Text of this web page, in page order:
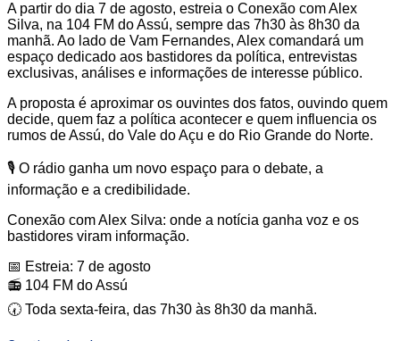
A partir do dia 7 de agosto, estreia o Conexão com Alex
Silva, na 104 FM do Assú, sempre das 7h30 às 8h30 da
manhã. Ao lado de Vam Fernandes, Alex comandará um
espaço dedicado aos bastidores da política, entrevistas
exclusivas, análises e informações de interesse público.
A proposta é aproximar os ouvintes dos fatos, ouvindo quem
decide, quem faz a política acontecer e quem influencia os
rumos de Assú, do Vale do Açu e do Rio Grande do Norte.
🎙️ O rádio ganha um novo espaço para o debate, a
informação e a credibilidade.
Conexão com Alex Silva: onde a notícia ganha voz e os
bastidores viram informação.
📅 Estreia: 7 de agosto
📻 104 FM do Assú
🕢 Toda sexta-feira, das 7h30 às 8h30 da manhã.